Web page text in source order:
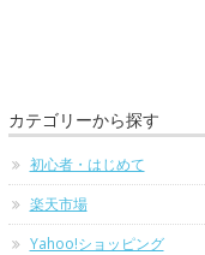
カテゴリーから探す
初心者・はじめて
楽天市場
Yahoo!ショッピング